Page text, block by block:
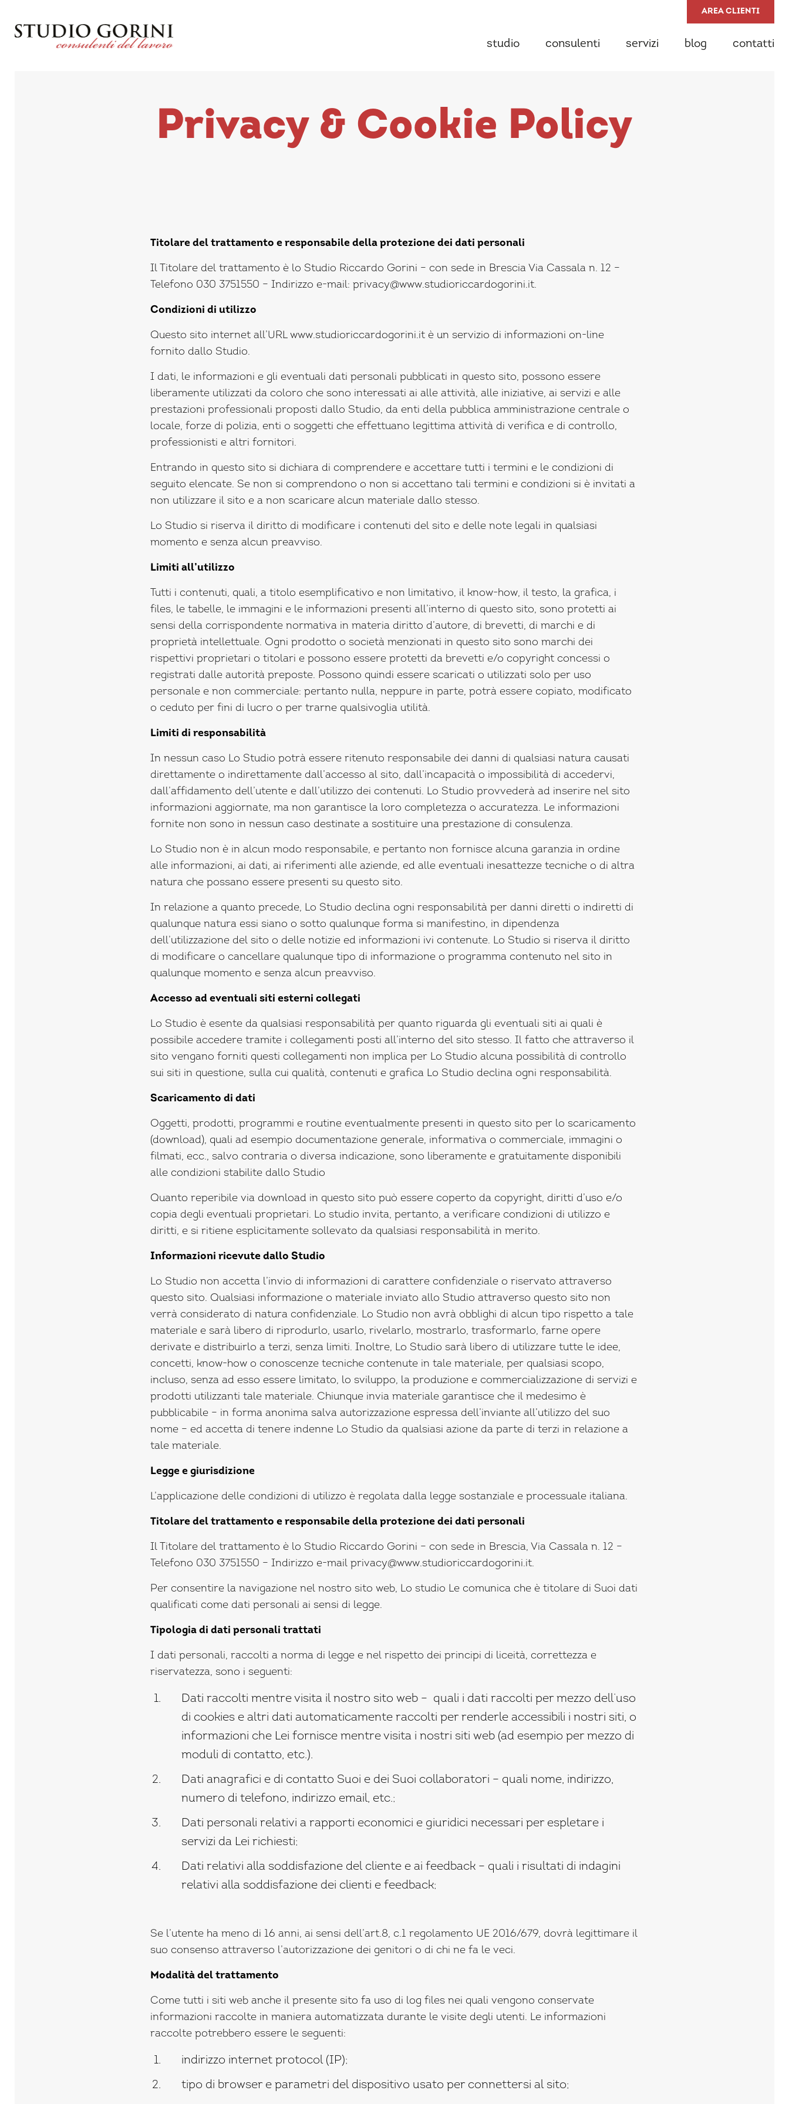
AREA CLIENTI
studio consulenti servizi blog contatti
Privacy & Cookie Policy
Titolare del trattamento e responsabile della protezione dei dati personali
Il Titolare del trattamento è lo Studio Riccardo Gorini – con sede in Brescia Via Cassala n. 12 –
Telefono 030 3751550 – Indirizzo e-mail: privacy@www.studioriccardogorini.it.
Condizioni di utilizzo
Questo sito internet all’URL www.studioriccardogorini.it è un servizio di informazioni on-line
fornito dallo Studio.
I dati, le informazioni e gli eventuali dati personali pubblicati in questo sito, possono essere
liberamente utilizzati da coloro che sono interessati ai alle attività, alle iniziative, ai servizi e alle
prestazioni professionali proposti dallo Studio, da enti della pubblica amministrazione centrale o
locale, forze di polizia, enti o soggetti che effettuano legittima attività di verifica e di controllo,
professionisti e altri fornitori.
Entrando in questo sito si dichiara di comprendere e accettare tutti i termini e le condizioni di
seguito elencate. Se non si comprendono o non si accettano tali termini e condizioni si è invitati a
non utilizzare il sito e a non scaricare alcun materiale dallo stesso.
Lo Studio si riserva il diritto di modificare i contenuti del sito e delle note legali in qualsiasi
momento e senza alcun preavviso.
Limiti all’utilizzo
Tutti i contenuti, quali, a titolo esemplificativo e non limitativo, il know-how, il testo, la grafica, i
files, le tabelle, le immagini e le informazioni presenti all’interno di questo sito, sono protetti ai
sensi della corrispondente normativa in materia diritto d’autore, di brevetti, di marchi e di
proprietà intellettuale. Ogni prodotto o società menzionati in questo sito sono marchi dei
rispettivi proprietari o titolari e possono essere protetti da brevetti e/o copyright concessi o
registrati dalle autorità preposte. Possono quindi essere scaricati o utilizzati solo per uso
personale e non commerciale: pertanto nulla, neppure in parte, potrà essere copiato, modificato
o ceduto per fini di lucro o per trarne qualsivoglia utilità.
Limiti di responsabilità
In nessun caso Lo Studio potrà essere ritenuto responsabile dei danni di qualsiasi natura causati
direttamente o indirettamente dall’accesso al sito, dall’incapacità o impossibilità di accedervi,
dall’affidamento dell’utente e dall’utilizzo dei contenuti. Lo Studio provvederà ad inserire nel sito
informazioni aggiornate, ma non garantisce la loro completezza o accuratezza. Le informazioni
fornite non sono in nessun caso destinate a sostituire una prestazione di consulenza.
Lo Studio non è in alcun modo responsabile, e pertanto non fornisce alcuna garanzia in ordine
alle informazioni, ai dati, ai riferimenti alle aziende, ed alle eventuali inesattezze tecniche o di altra
natura che possano essere presenti su questo sito.
In relazione a quanto precede, Lo Studio declina ogni responsabilità per danni diretti o indiretti di
qualunque natura essi siano o sotto qualunque forma si manifestino, in dipendenza
dell’utilizzazione del sito o delle notizie ed informazioni ivi contenute. Lo Studio si riserva il diritto
di modificare o cancellare qualunque tipo di informazione o programma contenuto nel sito in
qualunque momento e senza alcun preavviso.
Accesso ad eventuali siti esterni collegati
Lo Studio è esente da qualsiasi responsabilità per quanto riguarda gli eventuali siti ai quali è
possibile accedere tramite i collegamenti posti all’interno del sito stesso. Il fatto che attraverso il
sito vengano forniti questi collegamenti non implica per Lo Studio alcuna possibilità di controllo
sui siti in questione, sulla cui qualità, contenuti e grafica Lo Studio declina ogni responsabilità.
Scaricamento di dati
Oggetti, prodotti, programmi e routine eventualmente presenti in questo sito per lo scaricamento
(download), quali ad esempio documentazione generale, informativa o commerciale, immagini o
filmati, ecc., salvo contraria o diversa indicazione, sono liberamente e gratuitamente disponibili
alle condizioni stabilite dallo Studio
Quanto reperibile via download in questo sito può essere coperto da copyright, diritti d’uso e/o
copia degli eventuali proprietari. Lo studio invita, pertanto, a verificare condizioni di utilizzo e
diritti, e si ritiene esplicitamente sollevato da qualsiasi responsabilità in merito.
Informazioni ricevute dallo Studio
Lo Studio non accetta l’invio di informazioni di carattere confidenziale o riservato attraverso
questo sito. Qualsiasi informazione o materiale inviato allo Studio attraverso questo sito non
verrà considerato di natura confidenziale. Lo Studio non avrà obblighi di alcun tipo rispetto a tale
materiale e sarà libero di riprodurlo, usarlo, rivelarlo, mostrarlo, trasformarlo, farne opere
derivate e distribuirlo a terzi, senza limiti. Inoltre, Lo Studio sarà libero di utilizzare tutte le idee,
concetti, know-how o conoscenze tecniche contenute in tale materiale, per qualsiasi scopo,
incluso, senza ad esso essere limitato, lo sviluppo, la produzione e commercializzazione di servizi e
prodotti utilizzanti tale materiale. Chiunque invia materiale garantisce che il medesimo è
pubblicabile – in forma anonima salva autorizzazione espressa dell’inviante all’utilizzo del suo
nome – ed accetta di tenere indenne Lo Studio da qualsiasi azione da parte di terzi in relazione a
tale materiale.
Legge e giurisdizione
L’applicazione delle condizioni di utilizzo è regolata dalla legge sostanziale e processuale italiana.
Titolare del trattamento e responsabile della protezione dei dati personali
Il Titolare del trattamento è lo Studio Riccardo Gorini – con sede in Brescia, Via Cassala n. 12 –
Telefono 030 3751550 – Indirizzo e-mail privacy@www.studioriccardogorini.it.
Per consentire la navigazione nel nostro sito web, Lo studio Le comunica che è titolare di Suoi dati
qualificati come dati personali ai sensi di legge.
Tipologia di dati personali trattati
I dati personali, raccolti a norma di legge e nel rispetto dei principi di liceità, correttezza e
riservatezza, sono i seguenti:
Dati raccolti mentre visita il nostro sito web – quali i dati raccolti per mezzo dell’uso
di cookies e altri dati automaticamente raccolti per renderle accessibili i nostri siti, o
informazioni che Lei fornisce mentre visita i nostri siti web (ad esempio per mezzo di
moduli di contatto, etc.).
Dati anagrafici e di contatto Suoi e dei Suoi collaboratori – quali nome, indirizzo,
numero di telefono, indirizzo email, etc.;
Dati personali relativi a rapporti economici e giuridici necessari per espletare i
servizi da Lei richiesti;
Dati relativi alla soddisfazione del cliente e ai feedback – quali i risultati di indagini
relativi alla soddisfazione dei clienti e feedback;
Se l’utente ha meno di 16 anni, ai sensi dell’art.8, c.1 regolamento UE 2016/679, dovrà legittimare il
suo consenso attraverso l’autorizzazione dei genitori o di chi ne fa le veci.
Modalità del trattamento
Come tutti i siti web anche il presente sito fa uso di log files nei quali vengono conservate
informazioni raccolte in maniera automatizzata durante le visite degli utenti. Le informazioni
raccolte potrebbero essere le seguenti:
indirizzo internet protocol (IP);
tipo di browser e parametri del dispositivo usato per connettersi al sito;